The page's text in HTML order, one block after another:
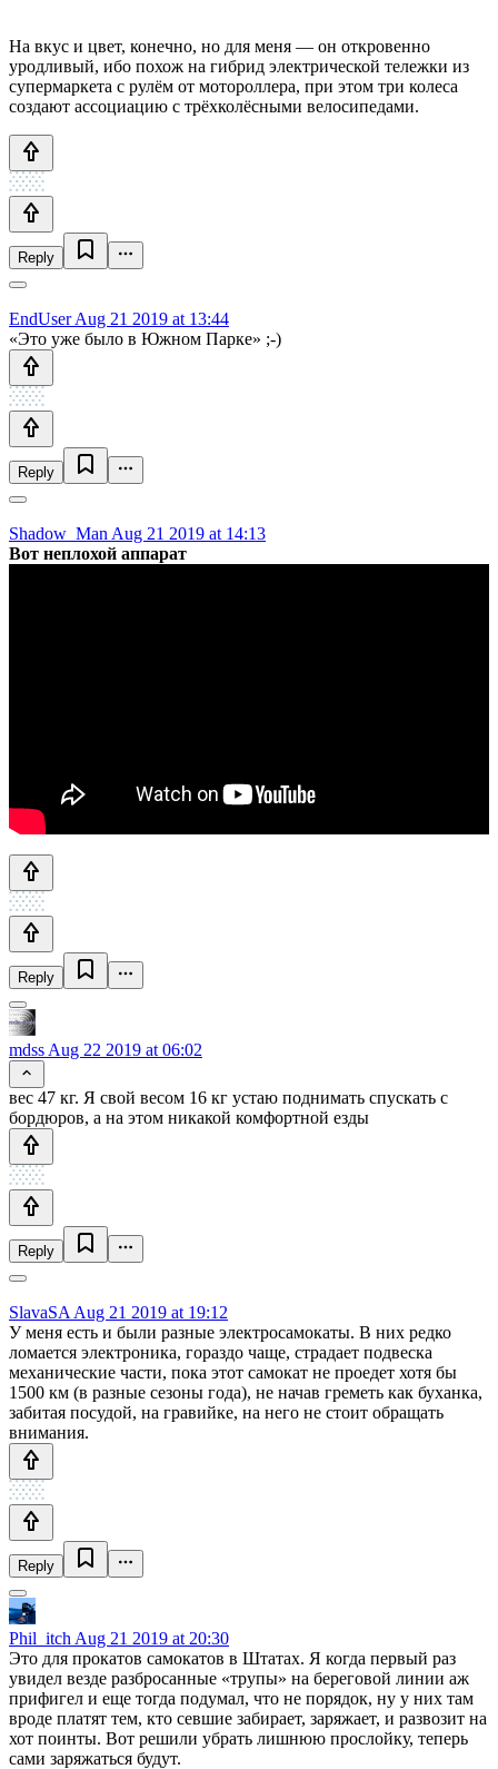
На вкус и цвет, конечно, но для меня — он откровенно
уродливый, ибо похож на гибрид электрической тележки из
супермаркета с рулём от мотороллера, при этом три колеса
создают ассоциацию с трёхколёсными велосипедами.
Reply
EndUserAug 21 2019 at 13:44
«Это уже было в Южном Парке» ;-)
Reply
Shadow_Man Aug 21 2019 at 14:13
Вот неплохой аппарат
Reply
mdss Aug 22 2019 at 06:02
вес 47 кг. Я свой весом 16 кг устаю поднимать спускать с
бордюров, а на этом никакой комфортной езды
Reply
SlavaSA Aug 21 2019 at 19:12
У меня есть и были разные электросамокаты. В них редко
ломается электроника, гораздо чаще, страдает подвеска
механические части, пока этот самокат не проедет хотя бы
1500 км (в разные сезоны года), не начав греметь как буханка,
забитая посудой, на гравийке, на него не стоит обращать
внимания.
Reply
Phil_itch Aug 21 2019 at 20:30
Это для прокатов самокатов в Штатах. Я когда первый раз
увидел везде разбросанные «трупы» на береговой линии аж
прифигел и еще тогда подумал, что не порядок, ну у них там
вроде платят тем, кто севшие забирает, заряжает, и развозит на
хот поинты. Вот решили убрать лишнюю прослойку, теперь
сами заряжаться будут.